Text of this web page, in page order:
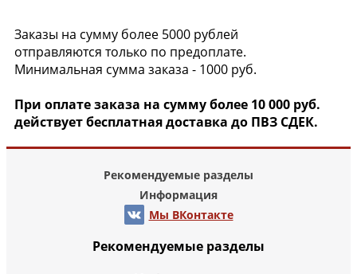
Заказы на сумму более 5000 рублей
отправляются только по предоплате.
Минимальная сумма заказа - 1000 руб.
При оплате заказа на сумму более 10 000 руб.
действует бесплатная доставка до ПВЗ СДЕК.
Рекомендуемые разделы
Информация
Мы ВКонтакте
Рекомендуемые разделы